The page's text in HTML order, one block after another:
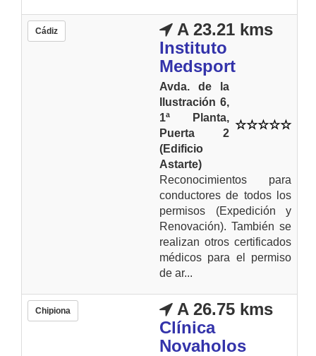
Cádiz
A 23.21 kms
Instituto
Medsport
Avda. de la
Ilustración 6,
1ª Planta,
Puerta 2
(Edificio
Astarte)
Reconocimientos para
conductores de todos los
permisos (Expedición y
Renovación). También se
realizan otros certificados
médicos para el permiso
de ar...
Chipiona
A 26.75 kms
Clínica
Novaholos